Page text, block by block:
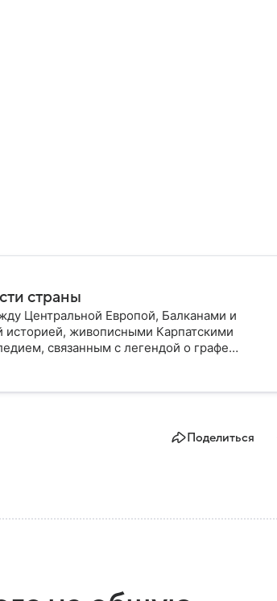
страны
Центральной Европой, Балканами и
историей, живописными Карпатскими
связанным с легендой о графе
Поделиться